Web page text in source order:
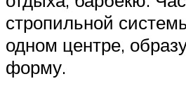
стропильной
одном центре,
форму.